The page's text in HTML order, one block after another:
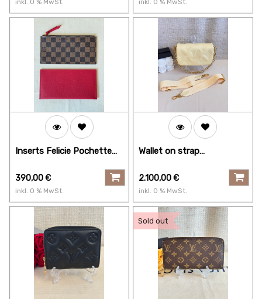
Inserts Felicie Pochette
390,00€
inkl. 0 % MwSt.
Wallet on strap
2.100,00€
inkl. 0 % MwSt.
Sold out